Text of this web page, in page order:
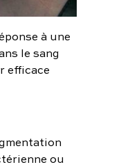
à une
le sang
efficace
ou